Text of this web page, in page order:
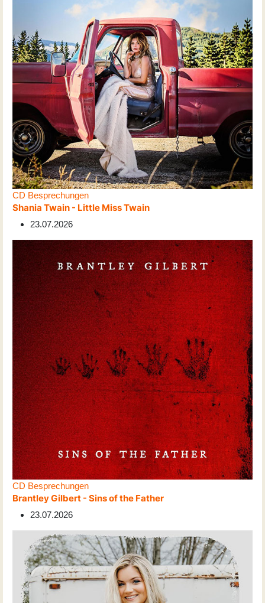
CD Besprechungen
Shania Twain - Little Miss Twain
23.07.2026
CD Besprechungen
Brantley Gilbert - Sins of the Father
23.07.2026